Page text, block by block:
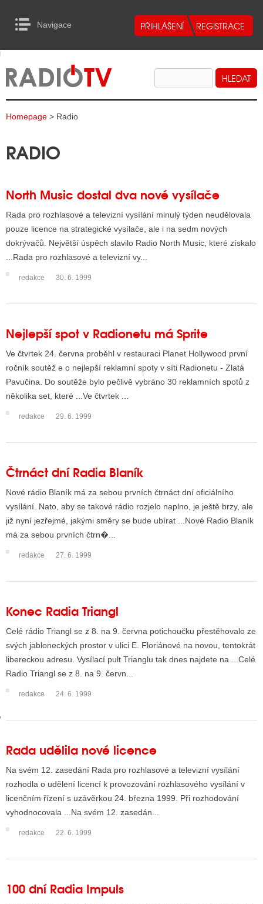
Navigace
RADIA
TELEVIZE
INTERNET
TISK
RADIA
RÁDIÍ
RÁDIÍ
VYSÍLAČE
TELEVIZE
INTERNET
RÁDIA
TISK
BLOGERA
DISKUTÉRA NA RADIOTV
to Content
Homepage > Radio
RADIO
North Music dostal dva nové vysílače
Rada pro rozhlasové a televizní vysílání minulý týden neudělovala
pouze licence na strategické vysílače, ale i na sedm nových
dokrývačů. Největší úspěch slavilo Radio North Music, které získalo
...Rada pro rozhlasové a televizní vy...
redakce 30. 6. 1999
Nejlepší spot v Radionetu má Sprite
Ve čtvrtek 24. června proběhl v restauraci Planet Hollywood první
ročník soutěž e o nejlepší reklamní spoty v síti Radionetu - Zlatá
Pavučina. Do soutěže bylo pečlivě vybráno 30 reklamních spotů z
několika set, které ...Ve čtvrtek ...
redakce 29. 6. 1999
Čtrnáct dní Radia Blaník
Nové rádio Blaník má za sebou prvních čtrnáct dní oficiálního
vysílání. Nato, aby se takové rádio rozjelo naplno, je ještě brzy, ale
již nyní jezřejmé, jakými směry se bude ubírat ...Nové Radio Blaník
má za sebou prvních čtrn�...
redakce 27. 6. 1999
Konec Radia Triangl
Celé rádio Triangl se z 8. na 9. června potichoučku přestěhovalo ze
svých jabloneckých prostor v ulici E. Floriánové na novou, tentokrát
libereckou adresu. Vysílací pult Trianglu tak dnes najdete na ...Celé
Radio Triangl se z 8. na 9. červn...
redakce 24. 6. 1999
Rada udělila nové licence
Na svém 12. zasedání Rada pro rozhlasové a televizní vysílání
rozhodla o udělení licencí k provozování rozhlasového vysílání v
licenčním řízení s uzávěrkou 24. března 1999. Při rozhodování
vyhodnocovala ...Na svém 12. zasedán...
redakce 22. 6. 1999
100 dní Radia Impuls